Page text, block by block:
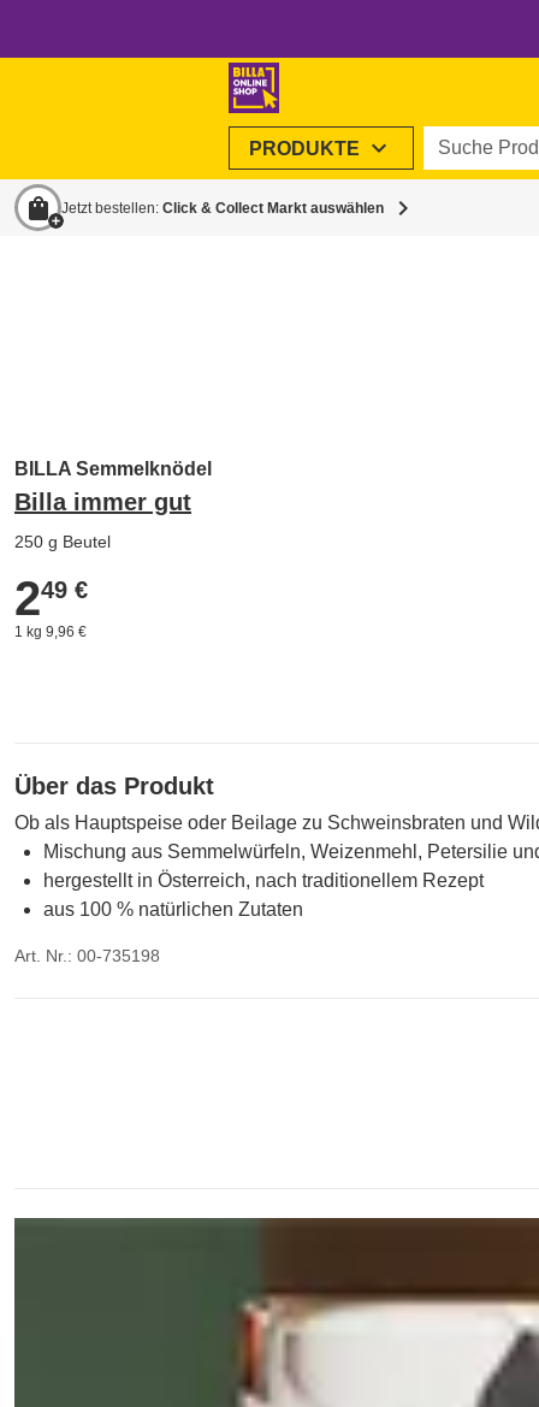
PRODUKTE expand_more Suche
shopping_bag Jetzt bestellen: Click & Collect Markt auswählen chevron_right
BILLA Semmelknödel
Billa immer gut
250 g Beutel
2,49 €
249 €
1 kg 9,96 €
Über das Produkt
Ob als Hauptspeise oder Beilage zu Schweinsbraten und
Mischung aus Semmelwürfeln, Weizenmehl, Petersilie
hergestellt in Österreich, nach traditionellem Rezept
aus 100 % natürlichen Zutaten
Art. Nr.: 00-735198